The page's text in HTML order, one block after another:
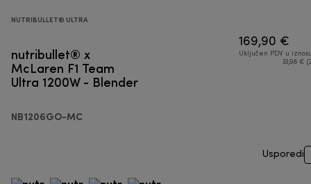
NUTRIBULLET® ULTRA
nutribullet® x
McLaren F1 Team
Ultra 1200W - Blender
NB1206GO-MC
169,90 €
Uključen PDV u
33,98 €
Usporedi